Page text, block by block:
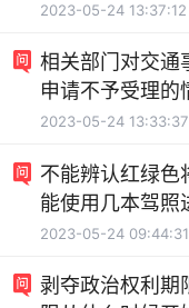
2023-05-24 13:37:12
相关部门对交通
申请不予受理的
2023-05-24 13:33:37
不能辨认红绿色
能使用几本驾照
2023-05-24 09:44:31
剥夺政治权利期